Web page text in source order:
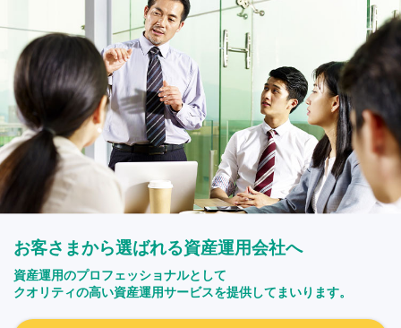
お客さまから選ばれる資産運用会社へ
資産運用のプロフェッショナルとして
クオリティの高い資産運用サービスを提供してまいります。